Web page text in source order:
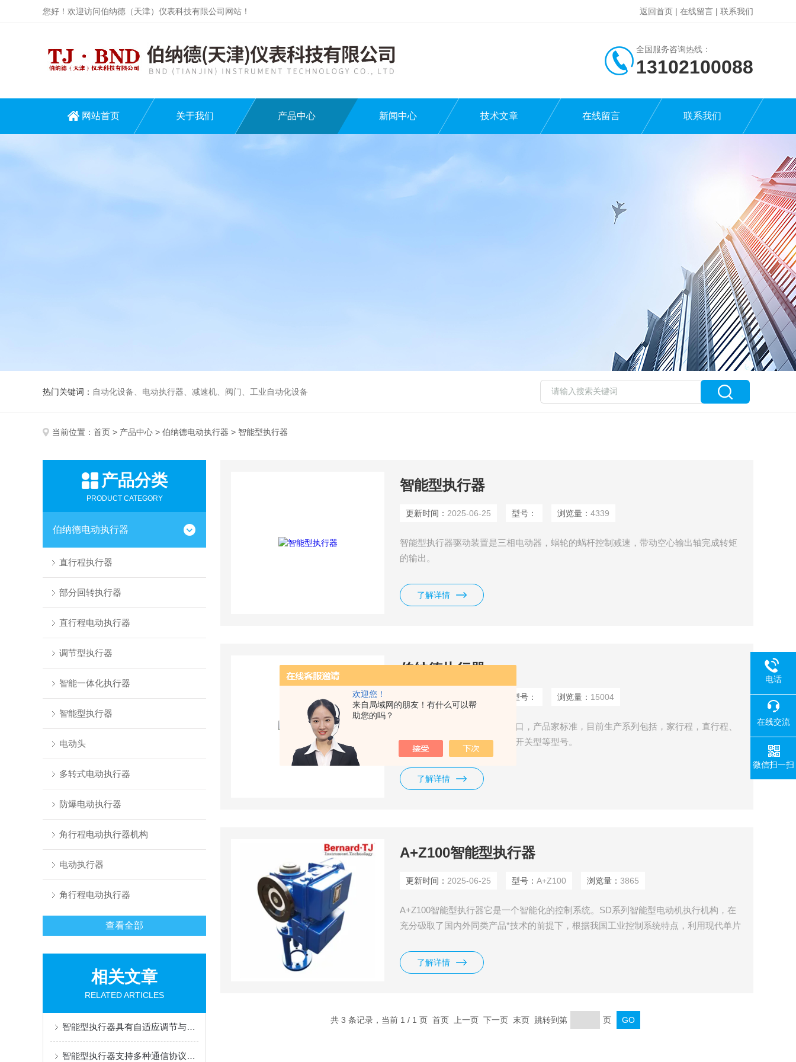
欢迎您！
来自局域网的朋友！有什么可以帮
助您的吗？
您好！欢迎访问伯纳德（天津）仪表科技有限公司网站！ 返回首页 | 在线留言 | 联系我们
全国服务咨询热线：
13102100088
网站首页 关于我们 产品中心 新闻中心 技术文章 在线留言 联系我们
热门关键词： 自动化设备、电动执行器、减速机、阀门、工业自动化设备
当前位置： 首页 > 产品中心 > 伯纳德电动执行器 > 智能型执行器
产品分类
PRODUCT CATEGORY
伯纳德电动执行器
直行程执行器
部分回转执行器
直行程电动执行器
调节型执行器
智能一体化执行器
智能型执行器
电动头
多转式电动执行器
防爆电动执行器
角行程电动执行器机构
电动执行器
角行程电动执行器
查看全部
相关文章
RELATED ARTICLES
智能型执行器具有自适应调节与优化技术
智能型执行器支持多种通信协议和接口标准
智能型执行器
更新时间： 2025-06-25 型号： 浏览量：4339
智能型执行器驱动装置是三相电动器，蜗轮的蜗杆控制减速，带动空心输出轴完成转矩
的输出。
了解详情
伯纳德执行器
型号： 浏览量： 15004
伯纳德执行器主要部件均进行口，产品家标准，目前生产系列包括，家行程，直行程、
多转三大类调节型、远控型、开关型等型号。
了解详情
A+Z100智能型执行器
更新时间： 2025-06-25 型号：A+Z100 浏览量：3865
A+Z100智能型执行器它是一个智能化的控制系统。SD系列智能型电动机执行机构，在
充分砐取了国内外同类产品*技术的前提下，根据我国工业控制系统特点，利用现代单片
件“程序去完成。
了解详情
共 3 条记录，当前 1 / 1 页 首页 上一页 下一页 末页 跳转到第 页
电话
在线交流
微信扫一扫